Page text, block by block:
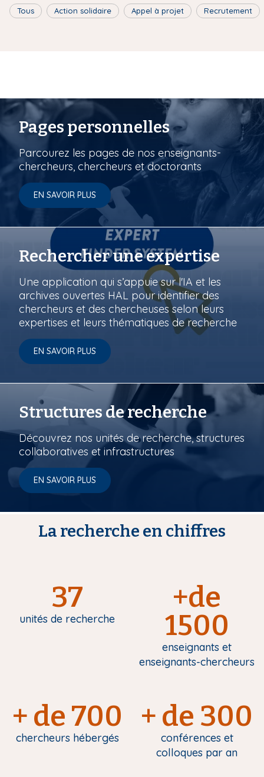
Tous Action solidaire Appel à projet Recrutement
Pages personnelles
Parcourez les pages de nos enseignants-
chercheurs, chercheurs et doctorants
EN SAVOIR PLUS
Rechercher une expertise
Une application qui s’appuie sur l'IA et les
archives ouvertes HAL pour identifier des
chercheurs et des chercheuses selon leurs
expertises et leurs thématiques de recherche
EN SAVOIR PLUS
Structures de recherche
Découvrez nos unités de recherche, structures
collaboratives et infrastructures
EN SAVOIR PLUS
La recherche en chiffres
37
unités de recherche
+de
1500
enseignants et
enseignants-chercheurs
+ de 700
chercheurs hébergés
+ de 300
conférences et
colloques par an